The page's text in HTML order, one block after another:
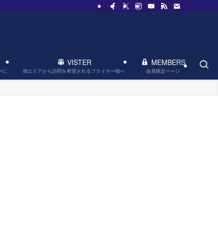
に
VISTER
他エリアから訪問を希望されるフライヤー様へ
MEMBERS
会員限定ページ